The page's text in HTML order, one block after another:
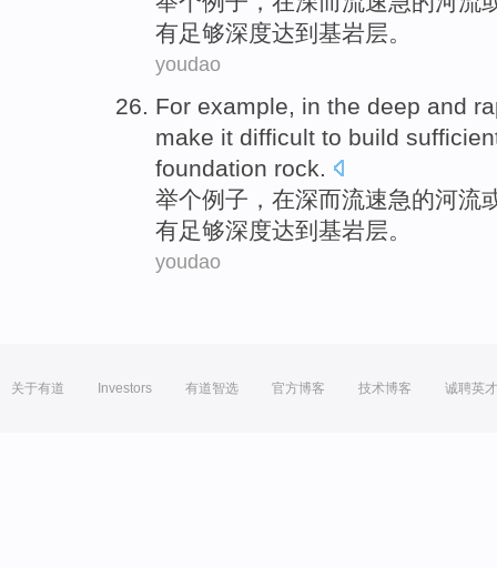
有足够深度达到基岩层。
youdao
For example, in the deep and
make it difficult to build
foundation rock.
举个例子， 在深而流速急的河流
有足够深度达到基岩层。
youdao
关于有道 Investors 有道智选 官方博客 技术博客 诚聘英才